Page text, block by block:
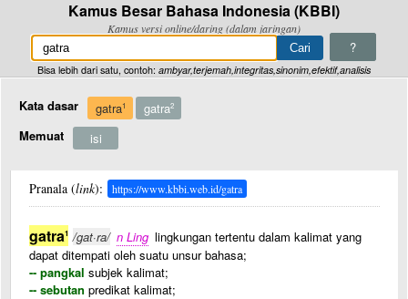
Kamus Besar Bahasa Indonesia (KBBI)
Kamus versi online/daring (dalam jaringan)
?
Bisa lebih dari satu, contoh: ambyar,terjemah,integritas,sinonim,efektif,analisis
Kata dasar gatra1 gatra2
Memuat isi
Pranala (link): https://www.kbbi.web.id/gatra
gatra1 /gat·ra/ n Ling lingkungan tertentu dalam kalimat yang
dapat ditempati oleh suatu unsur bahasa;
-- pangkal subjek kalimat;
-- sebutan predikat kalimat;